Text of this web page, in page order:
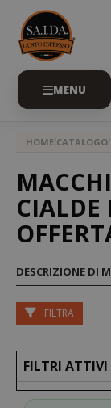
HOME CATALOGO
CIALDE
DESCRIZIONE DI
FILTRA
FILTRI ATTIVI